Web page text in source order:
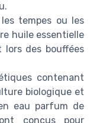
tempes ou les
huile essentielle
des bouffées
contenant
biologique et
eau parfum de
conçus pour